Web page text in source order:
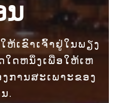
ນ
ຫ້​ເຂົາ​ເຈົ້າ​ຢູ່​ໃນ​ພຽງ​
ດ​ຫນຶ່ງ​ເພື່ອ​ໃຫ້​ເຫ
ການ​ສະ​ເພາະ​ຂອງ​
​.